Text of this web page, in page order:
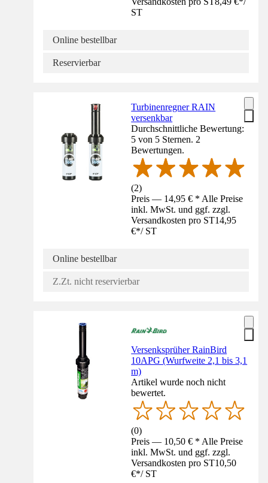
ST
Online bestellbar
Reservierbar
Turbinenregner RAIN
versenkbar
Durchschnittliche Bewertung:
5 von 5 Sternen. 2
Bewertungen.
(2)
Preis — 14,95 € * Alle Preise
inkl. MwSt. und ggf. zzgl.
Versandkosten pro ST14,95
€*/ ST
Online bestellbar
Z.Zt. nicht reservierbar
Versenksprüher RainBird
10APG (Wurfweite 2,1 bis 3,1
m)
Artikel wurde noch nicht
bewertet.
(0)
Preis — 10,50 € * Alle Preise
inkl. MwSt. und ggf. zzgl.
Versandkosten pro ST10,50
€*/ ST